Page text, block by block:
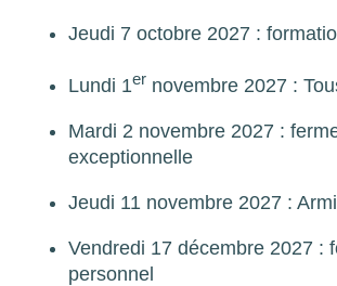
Jeudi 7 octobre 2027 :
Lundi 1er novembre 2027 :
Mardi 2 novembre 2027 :
exceptionnelle
Jeudi 11 novembre 2027 :
Vendredi 17 décembre 2027 :
personnel